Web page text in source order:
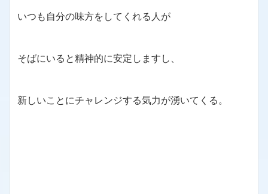
いつも自分の味方をしてくれる人が
そばにいると精神的に安定しますし、
新しいことにチャレンジする気力が湧いてくる。